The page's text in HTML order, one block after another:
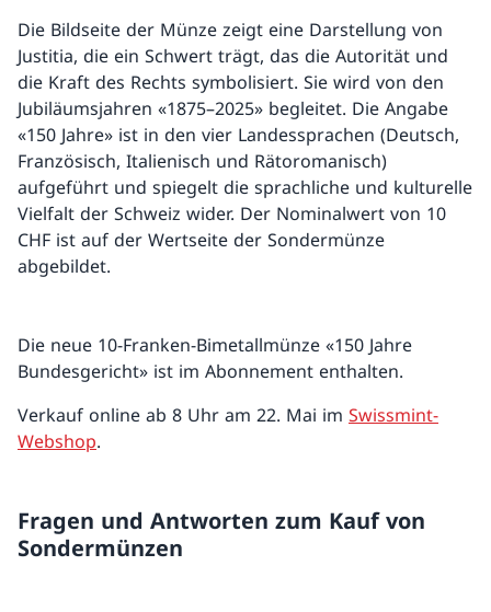
Die Bildseite der Münze zeigt eine Darstellung von
Justitia, die ein Schwert trägt, das die Autorität und
die Kraft des Rechts symbolisiert. Sie wird von den
Jubiläumsjahren «1875–2025» begleitet. Die Angabe
«150 Jahre» ist in den vier Landessprachen (Deutsch,
Französisch, Italienisch und Rätoromanisch)
aufgeführt und spiegelt die sprachliche und kulturelle
Vielfalt der Schweiz wider. Der Nominalwert von 10
CHF ist auf der Wertseite der Sondermünze
abgebildet.
Die neue 10-Franken-Bimetallmünze «150 Jahre
Bundesgericht» ist im Abonnement enthalten.
Verkauf online ab 8 Uhr am 22. Mai im Swissmint-
Webshop.
Fragen und Antworten zum Kauf von
Sondermünzen